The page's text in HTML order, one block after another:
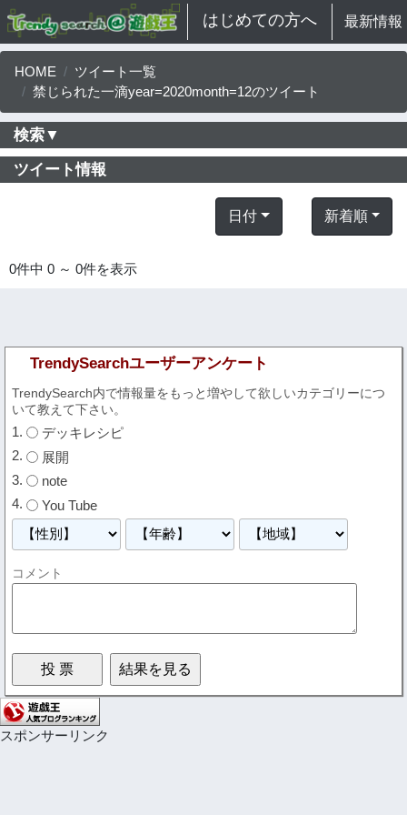
はじめての方へ 最新情報
HOME
ツイート一覧
禁じられた一滴year=2020month=12のツイート
TrendySearchユーザーアンケート
TrendySearch内で情報量をもっと増やして欲しいカテゴリーにつ
いて教えて下さい。
デッキレシピ
展開
note
You Tube
コメント
スポンサーリンク
検索▼
ツイート情報
日付 新着順
0件中 0 ～ 0件を表示